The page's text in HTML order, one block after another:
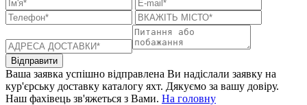
Відправити
Ваша заявка успішно відправлена Ви надіслали заявку на
кур'єрську доставку каталогу яхт. Дякуємо за вашу довіру.
Наш фахівець зв'яжеться з Вами. На головну